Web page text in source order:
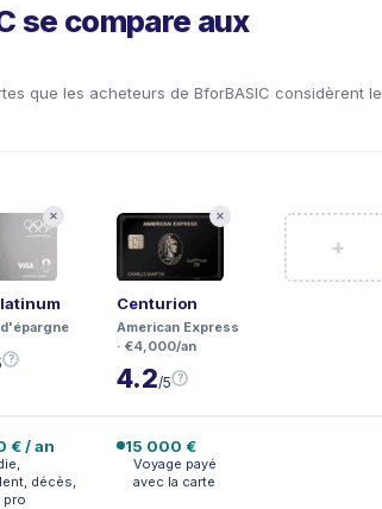
se compare aux
que les acheteurs de BforBASIC considèrent le
✕
?
✕
Centurion
American Express
· €4,000/an
4.2/5 ?
+
€ / an
décès,
pro
15 000 €
Voyage payé
avec la carte